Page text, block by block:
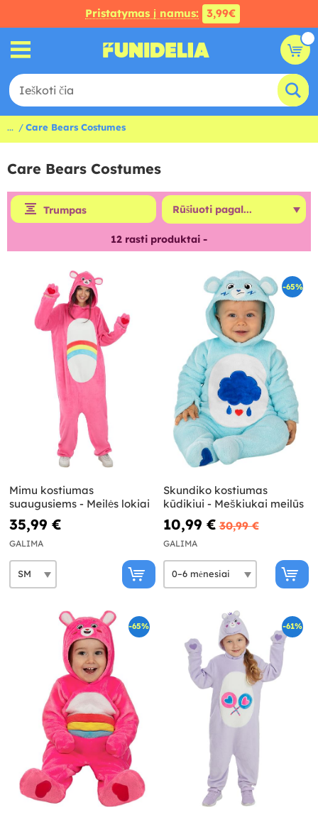
Pristatymas į namus: 3,99€
... Care Bears Costumes
Care Bears Costumes
Trumpas
12 rasti produktai -
Mimu kostiumas
suaugusiems - Meilės lokiai
35,99 €
GALIMA
-65%
Skundiko kostiumas
kūdikiui - Meškiukai meilūs
10,99 € 30,99 €
GALIMA
-65% -61%